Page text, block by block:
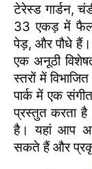
टेरेस्ड गार्डन,
33 एकड़ में
पेड़, और पौधे हैं।
एक अनूठी
स्तरों में
पार्क में एक
प्रस्तुत करता
है। यहां आप
सकते हैं और